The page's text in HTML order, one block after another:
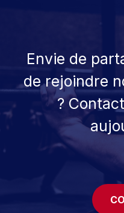
Envie de
de rejoindre
?